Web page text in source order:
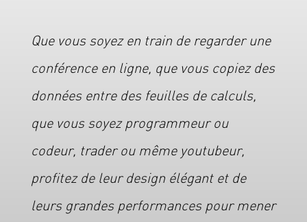
Que vous soyez en train de regarder une
conférence en ligne, que vous copiez des
données entre des feuilles de calculs,
que vous soyez programmeur ou
codeur, trader ou même youtubeur,
profitez de leur design élégant et de
leurs grandes performances pour mener